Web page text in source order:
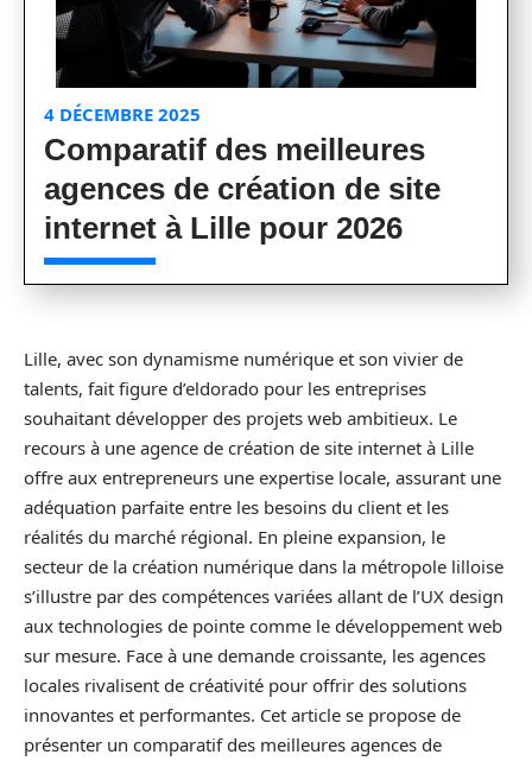
4 DÉCEMBRE 2025
Comparatif des meilleures
agences de création de site
internet à Lille pour 2026
Lille, avec son dynamisme numérique et son vivier de
talents, fait figure d’eldorado pour les entreprises
souhaitant développer des projets web ambitieux. Le
recours à une agence de création de site internet à Lille
offre aux entrepreneurs une expertise locale, assurant une
adéquation parfaite entre les besoins du client et les
réalités du marché régional. En pleine expansion, le
secteur de la création numérique dans la métropole lilloise
s’illustre par des compétences variées allant de l’UX design
aux technologies de pointe comme le développement web
sur mesure. Face à une demande croissante, les agences
locales rivalisent de créativité pour offrir des solutions
innovantes et performantes. Cet article se propose de
présenter un comparatif des meilleures agences de